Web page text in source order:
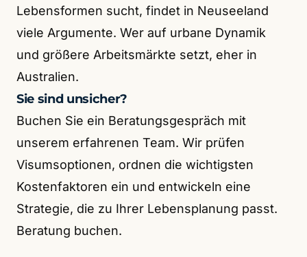
Lebensformen sucht, findet in Neuseeland
viele Argumente. Wer auf urbane Dynamik
und größere Arbeitsmärkte setzt, eher in
Australien.
Sie sind unsicher?
Buchen Sie ein Beratungsgespräch mit
unserem erfahrenen Team. Wir prüfen
Visumsoptionen, ordnen die wichtigsten
Kostenfaktoren ein und entwickeln eine
Strategie, die zu Ihrer Lebensplanung passt.
Beratung buchen.